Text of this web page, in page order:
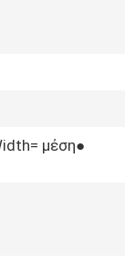
μέση●